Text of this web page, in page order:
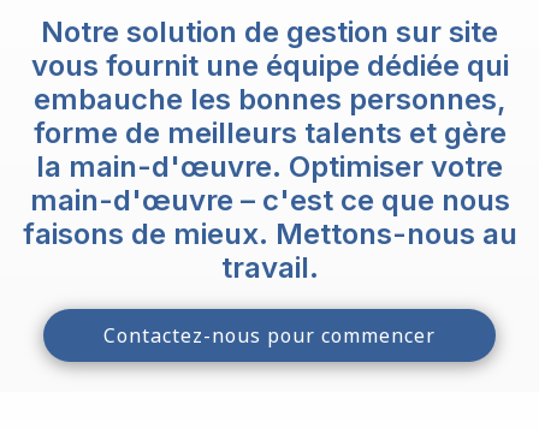
Notre solution de gestion sur site
vous fournit une équipe dédiée qui
embauche les bonnes personnes,
forme de meilleurs talents et gère
la main-d'œuvre. Optimiser votre
main-d'œuvre – c'est ce que nous
faisons de mieux. Mettons-nous au
travail.
Contactez-nous pour commencer